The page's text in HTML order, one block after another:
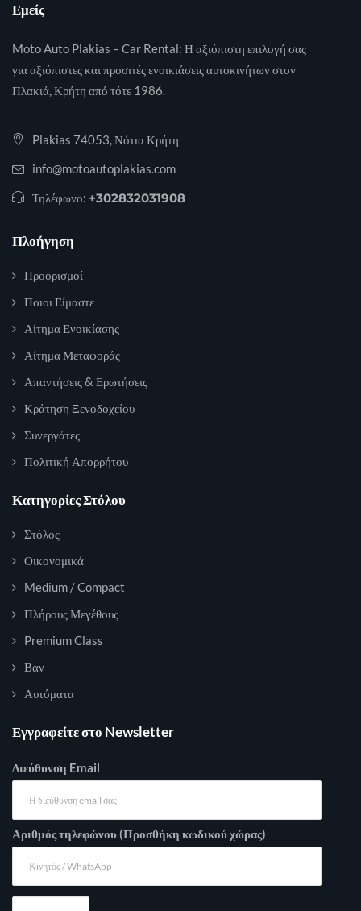
Εμείς
Moto Auto Plakias – Car Rental: Η αξιόπιστη επιλογή σας
για αξιόπιστες και προσιτές ενοικιάσεις αυτοκινήτων στον
Πλακιά, Κρήτη από τότε 1986.
Plakias 74053, Νότια Κρήτη
info@motoautoplakias.com
Τηλέφωνο: +302832031908
Πλοήγηση
Προορισμοί
Ποιοι Είμαστε
Αίτημα Ενοικίασης
Αίτημα Μεταφοράς
Απαντήσεις & Ερωτήσεις
Κράτηση Ξενοδοχείου
Συνεργάτες
Πολιτική Απορρήτου
Κατηγορίες Στόλου
Στόλος
Οικονομικά
Medium / Compact
Πλήρους Μεγέθους
Premium Class
Βαν
Αυτόματα
Εγγραφείτε στο Newsletter
Διεύθυνση Email
Αριθμός τηλεφώνου (Προσθήκη κωδικού χώρας)